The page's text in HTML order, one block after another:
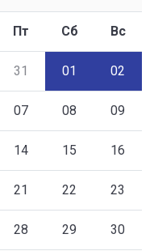
Пт Сб Вс
31 01 02
07 08 09
14 15 16
21 22 23
28 29 30